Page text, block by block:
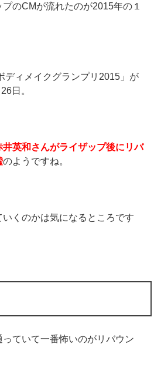
のCMが流れたのが2015年の１
ディメイクグランプリ2015」が
日。
井英和さんがライザップ後にリバ
のようですね。
くのかは気になるところです
ていて一番怖いのがリバウン